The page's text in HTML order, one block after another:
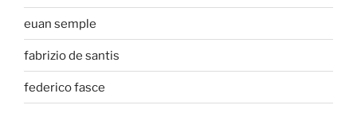
euan semple
fabrizio de santis
federico fasce